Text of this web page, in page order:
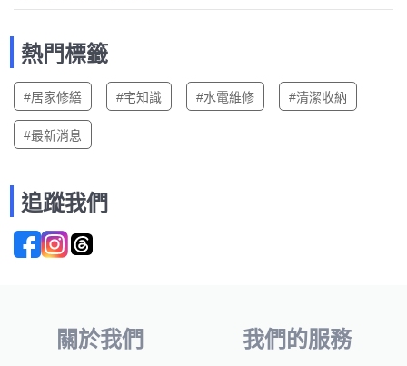
熱門標籤
#居家修繕 #宅知識 #水電維修 #清潔收納
#最新消息
追蹤我們
關於我們 我們的服務